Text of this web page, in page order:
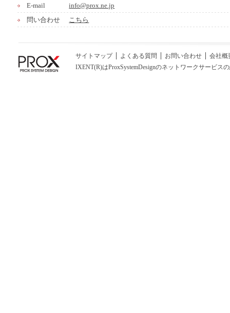
E-mail
info@prox.ne.jp
問い合わせ
こちら
サイトマップ よくある質問 お問い合わせ
会社概
IXENT(R)はProxSystemDesignのネットワークサービス